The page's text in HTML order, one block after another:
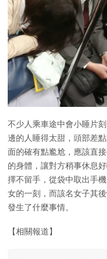
IT Times
生成式AI與雲端應用
Enterprise Digital
特集
不少人乘車途中會小睡片
邊的人睡得太甜，頭部差
面的確有點尷尬，應該直
的身體，讓對方稍事休息
擇不留手，從袋中取出手
女的一刻，而該名女子其
發生了什麼事情。
【相關報道】